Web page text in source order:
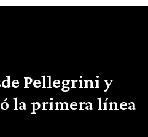
Pellegrini y
la primera línea